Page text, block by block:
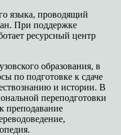
языка, проводящий
При поддержке
ресурсный центр
образования, в
по подготовке к сдаче
и истории. В
переподготовки
преподавание